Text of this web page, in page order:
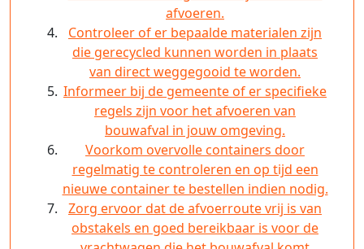
afvoeren.
Controleer of er bepaalde materialen zijn
die gerecycled kunnen worden in plaats
van direct weggegooid te worden.
Informeer bij de gemeente of er specifieke
regels zijn voor het afvoeren van
bouwafval in jouw omgeving.
Voorkom overvolle containers door
regelmatig te controleren en op tijd een
nieuwe container te bestellen indien nodig.
Zorg ervoor dat de afvoerroute vrij is van
obstakels en goed bereikbaar is voor de